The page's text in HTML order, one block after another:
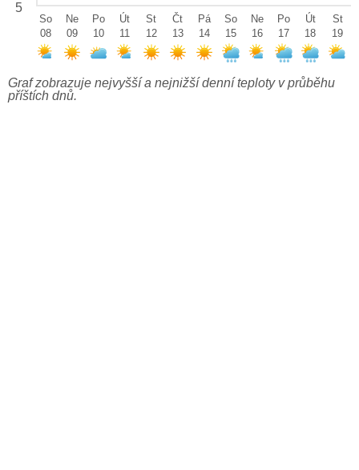
5
So
08
Ne
09
Po
10
Út
11
St
12
Čt
13
Pá
14
So
15
Ne
16
Po
17
Út
18
St
19
Graf zobrazuje nejvyšší a nejnižší denní teploty v průběhu
příštích dnů.